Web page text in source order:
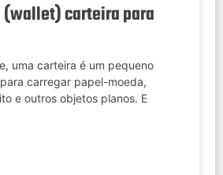
(wallet) carteira para
uma carteira é um pequeno
carregar papel-moeda,
e outros objetos planos. E